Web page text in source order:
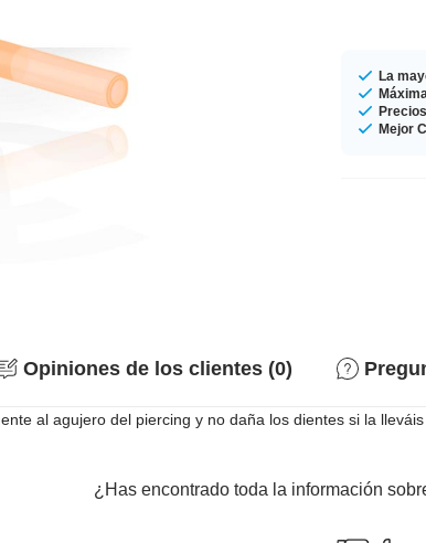
La
Mejor
Opiniones de los clientes (0)
al agujero del piercing y no daña los dientes si la
¿Has encontrado toda la información